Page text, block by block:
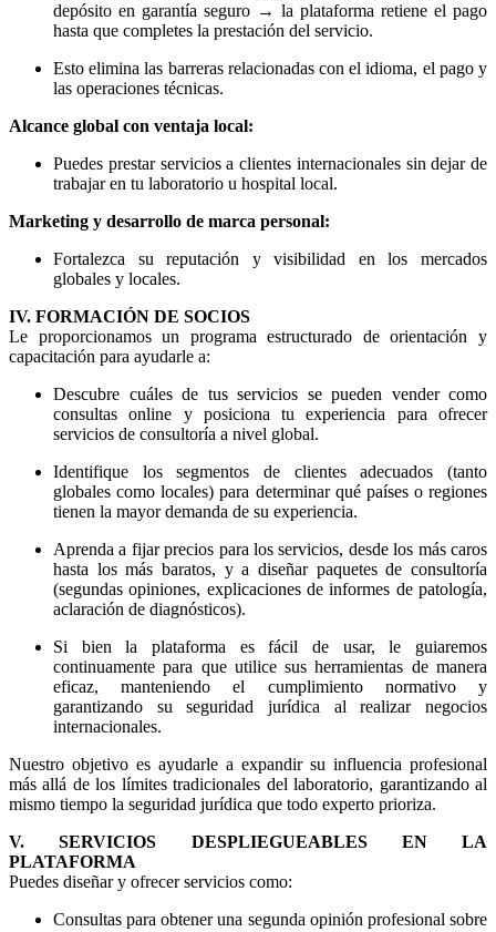
depósito en garantía seguro → la plataforma retiene el pago
hasta que completes la prestación del servicio.
Esto elimina las barreras relacionadas con el idioma, el pago y
las operaciones técnicas.
Alcance global con ventaja local:
Puedes prestar servicios a clientes internacionales sin dejar de
trabajar en tu laboratorio u hospital local.
Marketing y desarrollo de marca personal:
Fortalezca su reputación y visibilidad en los mercados
globales y locales.
IV. FORMACIÓN DE SOCIOS
Le proporcionamos un programa estructurado de orientación y
capacitación para ayudarle a:
Descubre cuáles de tus servicios se pueden vender como
consultas online y posiciona tu experiencia para ofrecer
servicios de consultoría a nivel global.
Identifique los segmentos de clientes adecuados (tanto
globales como locales) para determinar qué países o regiones
tienen la mayor demanda de su experiencia.
Aprenda a fijar precios para los servicios, desde los más caros
hasta los más baratos, y a diseñar paquetes de consultoría
(segundas opiniones, explicaciones de informes de patología,
aclaración de diagnósticos).
Si bien la plataforma es fácil de usar, le guiaremos
continuamente para que utilice sus herramientas de manera
eficaz, manteniendo el cumplimiento normativo y
garantizando su seguridad jurídica al realizar negocios
internacionales.
Nuestro objetivo es ayudarle a expandir su influencia profesional
más allá de los límites tradicionales del laboratorio, garantizando al
mismo tiempo la seguridad jurídica que todo experto prioriza.
V. SERVICIOS DESPLIEGUEABLES EN LA
PLATAFORMA
Puedes diseñar y ofrecer servicios como:
Consultas para obtener una segunda opinión profesional sobre